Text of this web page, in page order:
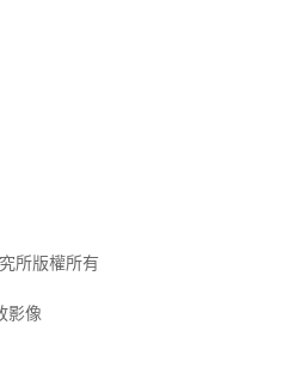
所版權所有
影像